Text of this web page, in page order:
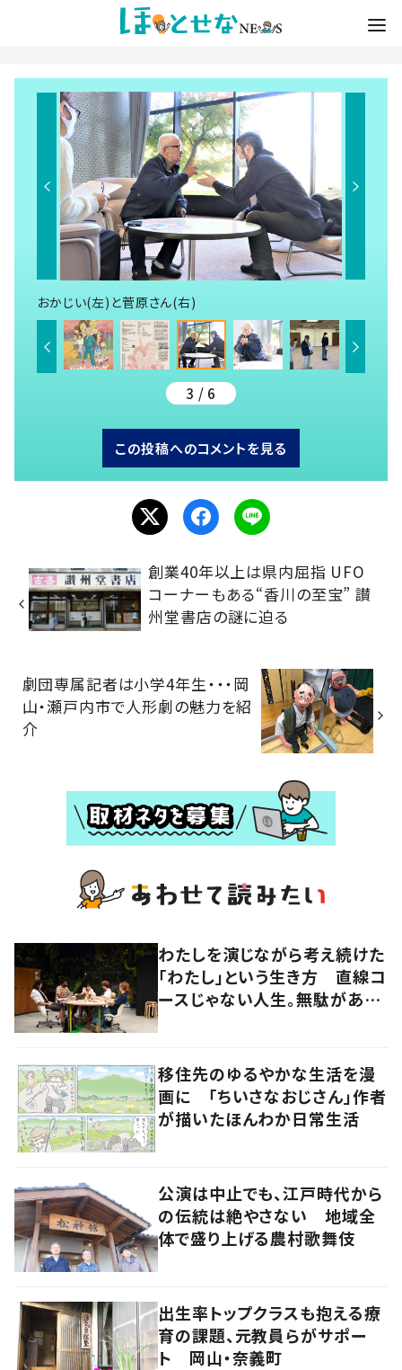
おかじい(左)と菅原さん(右)
3 / 6
この投稿へのコメントを見る
創業40年以上は県内屈指 UFO
コーナーもある“香川の至宝” 讃
州堂書店の謎に迫る
劇団専属記者は小学4年生・・・岡
山・瀬戸内市で人形劇の魅力を紹
介
わたしを演じながら考え続けた
「わたし」という生き方 直線コ
ースじゃない人生。無駄がある
移住先のゆるやかな生活を漫
画に 「ちいさなおじさん」作者
が描いたほんわか日常生活
公演は中止でも、江戸時代から
の伝統は絶やさない 地域全
体で盛り上げる農村歌舞伎
出生率トップクラスも抱える療
育の課題、元教員らがサポー
ト 岡山・奈義町